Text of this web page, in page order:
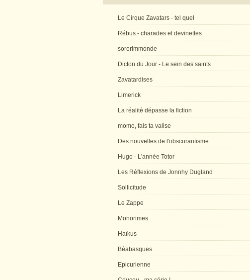
Le Cirque Zavatars - tel quel
Rébus - charades et devinettes
sororimmonde
Dicton du Jour - Le sein des saints
Zavatardises
Limerick
La réalité dépasse la fiction
momo, fais ta valise
Des nouvelles de l'obscurantisme
Hugo - L'année Totor
Les Réflexions de Jonnhy Dugland
Sollicitude
Le Zappe
Monorimes
Haïkus
Béabasques
Epicurienne